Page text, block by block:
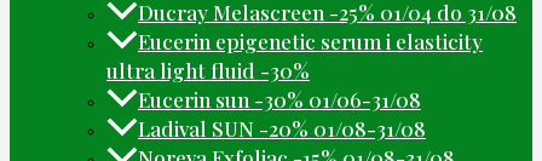
Ducray Melascreen -25% 01/04 do 31/08
Eucerin epigenetic serum i elasticity
ultra light fluid -30%
Eucerin sun -30% 01/06-31/08
Ladival SUN -20% 01/08-31/08